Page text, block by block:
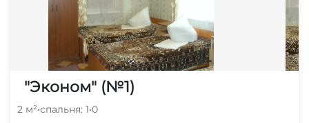
"Эконом" (№1)
2 м²•спальня: 1•0